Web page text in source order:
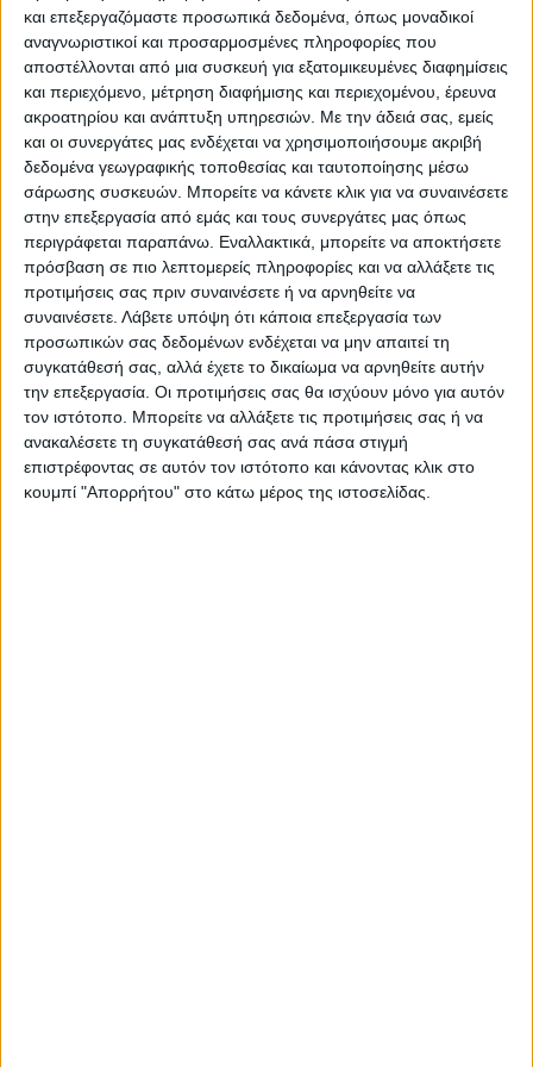
και επεξεργαζόμαστε προσωπικά δεδομένα, όπως μοναδικοί
αναγνωριστικοί και προσαρμοσμένες πληροφορίες που
αποστέλλονται από μια συσκευή για εξατομικευμένες διαφημίσεις
και περιεχόμενο, μέτρηση διαφήμισης και περιεχομένου, έρευνα
ακροατηρίου και ανάπτυξη υπηρεσιών. Με την άδειά σας, εμείς
και οι συνεργάτες μας ενδέχεται να χρησιμοποιήσουμε ακριβή
δεδομένα γεωγραφικής τοποθεσίας και ταυτοποίησης μέσω
σάρωσης συσκευών. Μπορείτε να κάνετε κλικ για να συναινέσετε
στην επεξεργασία από εμάς και τους συνεργάτες μας όπως
περιγράφεται παραπάνω. Εναλλακτικά, μπορείτε να αποκτήσετε
πρόσβαση σε πιο λεπτομερείς πληροφορίες και να αλλάξετε τις
προτιμήσεις σας πριν συναινέσετε ή να αρνηθείτε να
συναινέσετε. Λάβετε υπόψη ότι κάποια επεξεργασία των
προσωπικών σας δεδομένων ενδέχεται να μην απαιτεί τη
συγκατάθεσή σας, αλλά έχετε το δικαίωμα να αρνηθείτε αυτήν
την επεξεργασία. Οι προτιμήσεις σας θα ισχύουν μόνο για αυτόν
τον ιστότοπο. Μπορείτε να αλλάξετε τις προτιμήσεις σας ή να
ανακαλέσετε τη συγκατάθεσή σας ανά πάσα στιγμή
επιστρέφοντας σε αυτόν τον ιστότοπο και κάνοντας κλικ στο
κουμπί "Απορρήτου" στο κάτω μέρος της ιστοσελίδας.
ΠΑΡΟΜΟΙΑ ΑΡΘΡΑ
VIDEO ΤΗΣ ΘΕΣΣΑΛΙΑΣ
Περιπέτεια για τον πρόεδρο του Ε.Κ.Λ
Γιάννη Σκόκα